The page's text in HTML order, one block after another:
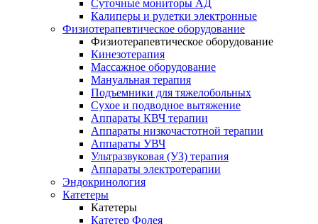
Суточные мониторы АД
Калиперы и рулетки электронные
Физиотерапевтическое оборудование
Физиотерапевтическое оборудование
Кинезотерапия
Массажное оборудование
Мануальная терапия
Подъемники для тяжелобольных
Сухое и подводное вытяжение
Аппараты КВЧ терапии
Аппараты низкочастотной терапии
Аппараты УВЧ
Ультразвуковая (УЗ) терапия
Аппараты электротерапии
Эндокринология
Катетеры
Катетеры
Катетер Фолея